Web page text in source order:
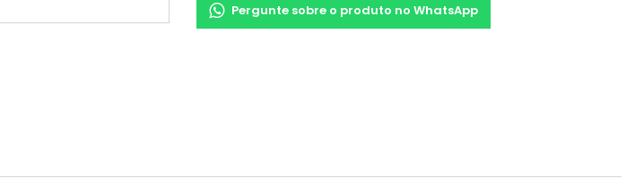
Pergunte sobre o produto no WhatsApp